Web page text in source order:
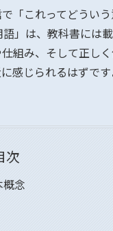
「これってどうい
」は、教科書には
組み、そして正し
感じられるはずです
次
念